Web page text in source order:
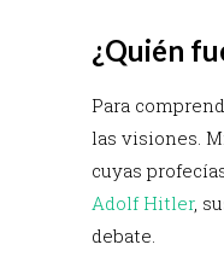
¿Quién
Para
las visiones.
cuyas
Adolf Hitler,
debate.